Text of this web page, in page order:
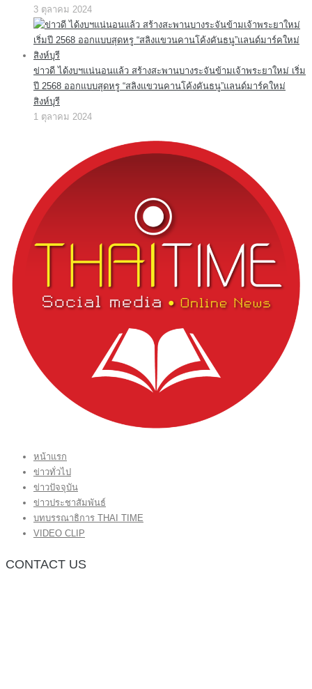
3 ตุลาคม 2024
ข่าวดี ได้งบฯแน่นอนแล้ว สร้างสะพานบางระจันข้ามเจ้าพระยาใหม่ เริ่ม
ปี 2568 ออกแบบสุดหรู “สลิงแขวนคานโค้งคันธนู”แลนด์มาร์คใหม่
สิงห์บุรี
1 ตุลาคม 2024
หน้าแรก
ข่าวทั่วไป
ข่าวปัจจุบัน
ข่าวประชาสัมพันธ์
บทบรรณาธิการ THAI TIME
VIDEO CLIP
CONTACT US